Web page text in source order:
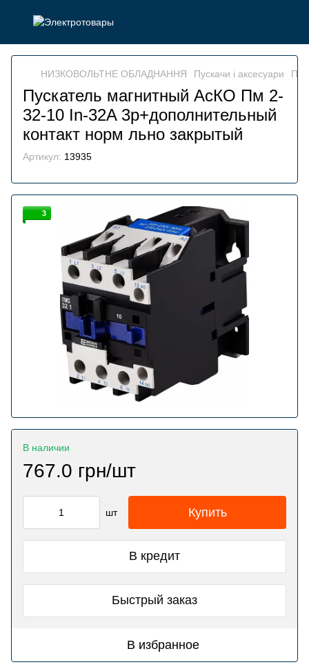
НИЗКОВОЛЬТНЕ ОБЛАДНАННЯ Пускачи і аксесуари
Пускатель магнитный АсКО Пм 2-
32-10 In-32A 3p+дополнительный
контакт норм льно закрытый
Артикул: 13935
3
В наличии
767.0 грн/шт
шт Купить
В кредит
Быстрый заказ
В избранное